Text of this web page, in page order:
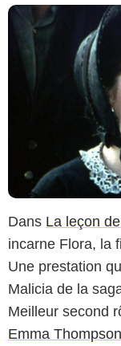
Dans La leçon
incarne Flora, la
Une prestation
Malicia de la
Meilleur second
Emma Thompson